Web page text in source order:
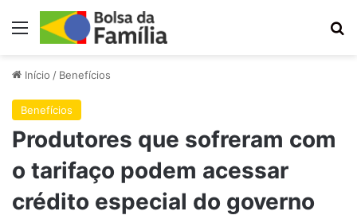
Menu
Início / Benefícios
Benefícios
Produtores que sofreram com
o tarifaço podem acessar
crédito especial do governo